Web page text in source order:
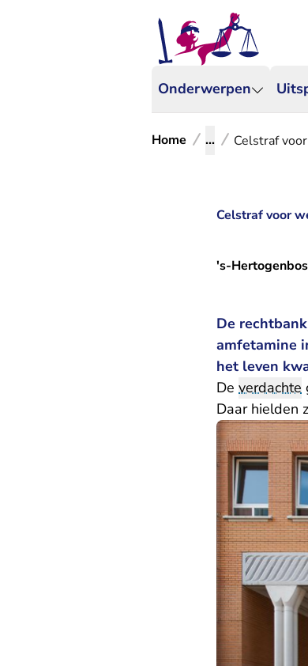
Onderwerpen
Home ... Celstraf
Celstraf voor
's-
De
amfetamine
het leven
De verdachte
Daar hielden